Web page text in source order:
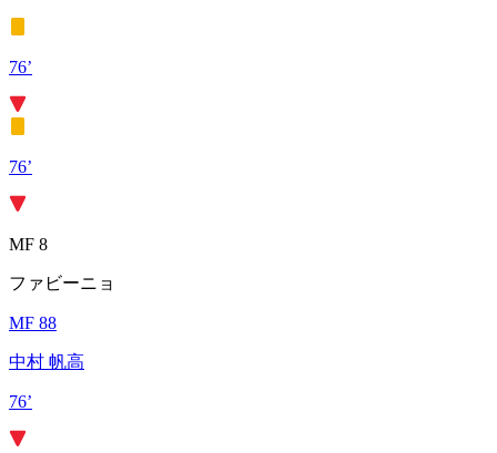
76’
76’
MF 8
ファビーニョ
MF 88
中村 帆高
76’